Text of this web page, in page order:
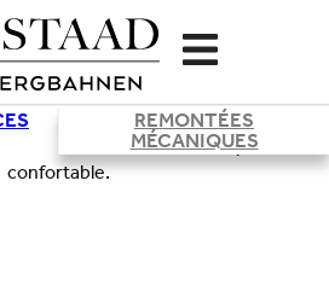
REMONTÉES
MÉCANIQUES